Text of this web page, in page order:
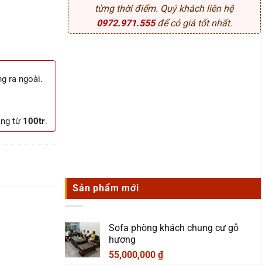
ra ngoài.
từ 100tr.
từng thời điểm. Quý khách liên hệ
0972.971.555để có giá tốt nhất.
Sản phẩm mới
Sofa phòng khách chung cư gỗ
hương
55,000,000 ₫